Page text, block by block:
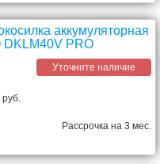
аккумуляторная
DKLM40V PRO
Уточните наличие
руб.
Рассрочка на 3 мес.